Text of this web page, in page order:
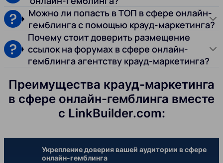
Можно ли попасть в ТОП в сфере онлайн-
гемблинга с помощью крауд-маркетинга?
Почему стоит доверить размещение
ссылок на форумах в сфере онлайн-
гемблинга агентству крауд-маркетинга?
Преимущества крауд-маркетинга
в сфере онлайн-гемблинга вместе
с LinkBuilder.com:
Укрепление доверия вашей аудитории в сфере
онлайн-гемблинга